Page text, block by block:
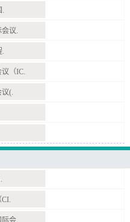
.
议.
.
（IC.
(.
会.